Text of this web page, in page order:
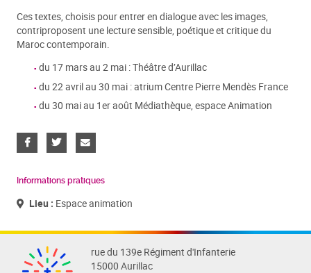
Ces textes, choisis pour entrer en dialogue avec les images,
contriproposent une lecture sensible, poétique et critique du
Maroc contemporain.
du 17 mars au 2 mai : Théâtre d’Aurillac
du 22 avril au 30 mai : atrium Centre Pierre Mendès France
du 30 mai au 1er août Médiathèque, espace Animation
Informations pratiques
Lieu : Espace animation
rue du 139e Régiment d'Infanterie
15000 Aurillac